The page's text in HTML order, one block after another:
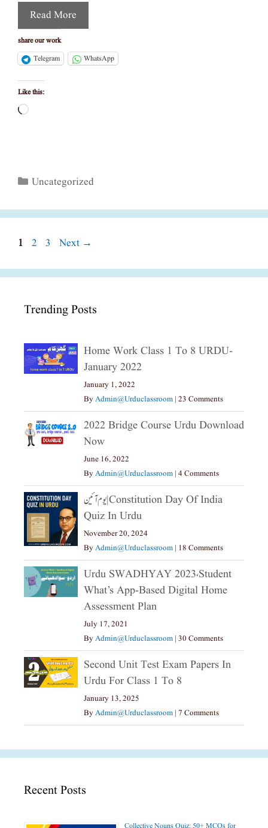
Read More
share our work
Telegram
WhatsApp
Like this:
Loading…
Categories
Uncategorized
Page
1 Page
2 Page
3 Next →
Trending Posts
Home Work Class 1 To 8 URDU-
January 2022
January 1, 2022
ByAdmin@urduclassroom | 23 Comments
2022 Bridge Course Urdu Download
Now
June 16, 2022
ByAdmin@urduclassroom | 4 Comments
یوم آئین|constitution Day Of India
Quiz In Urdu
November 20, 2024
ByAdmin@urduclassroom | 18 Comments
Urdu SWADHYAY 2023،Student
What’s App-Based Digital Home
Assessment Plan
July 17, 2021
ByAdmin@urduclassroom | 30 Comments
Second Unit Test Exam Papers In
Urdu For Class 1 To 8
January 13, 2025
ByAdmin@urduclassroom | 7 Comments
Recent Posts